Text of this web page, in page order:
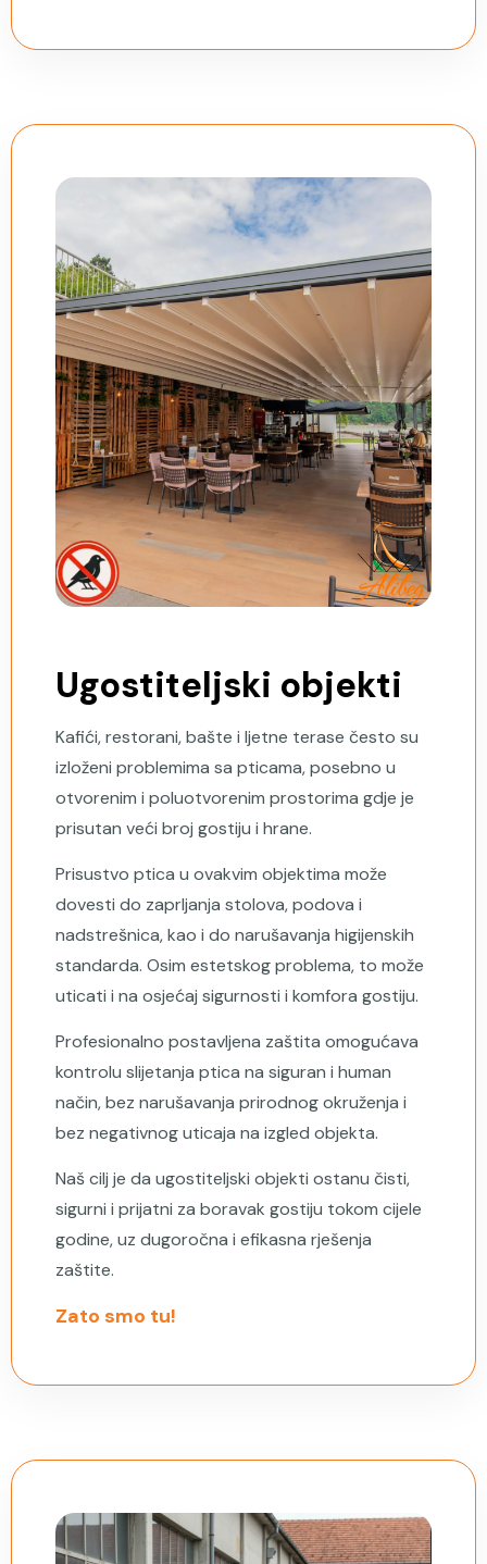
Ugostiteljski objekti
Kafići, restorani, bašte i ljetne terase često su
izloženi problemima sa pticama, posebno u
otvorenim i poluotvorenim prostorima gdje je
prisutan veći broj gostiju i hrane.
Prisustvo ptica u ovakvim objektima može
dovesti do zaprljanja stolova, podova i
nadstrešnica, kao i do narušavanja higijenskih
standarda. Osim estetskog problema, to može
uticati i na osjećaj sigurnosti i komfora gostiju.
Profesionalno postavljena zaštita omogućava
kontrolu slijetanja ptica na siguran i human
način, bez narušavanja prirodnog okruženja i
bez negativnog uticaja na izgled objekta.
Naš cilj je da ugostiteljski objekti ostanu čisti,
sigurni i prijatni za boravak gostiju tokom cijele
godine, uz dugoročna i efikasna rješenja
zaštite.
Zato smo tu!